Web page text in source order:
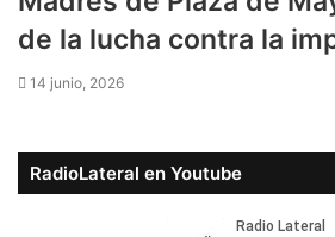
de la lucha contra la
14 junio, 2026
RadioLateral en Youtube